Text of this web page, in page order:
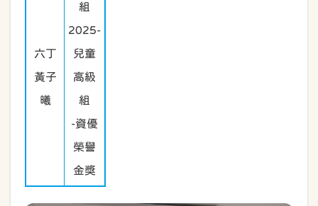
六丁
黃子
曦
組
2025-
兒童
高級
組
-資優
榮譽
金獎